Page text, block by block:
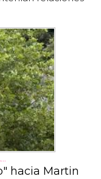
hacia Martin